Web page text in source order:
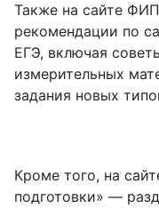
Также на сайте
рекомендации по
ЕГЭ, включая
измерительных
задания новых
Кроме того, на
подготовки» —